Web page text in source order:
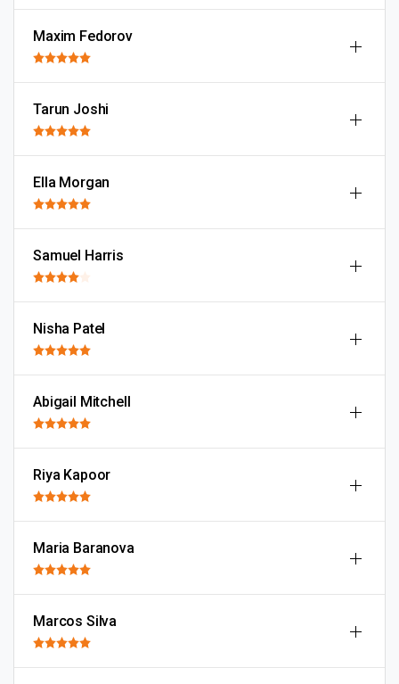
Maxim Fedorov
Tarun Joshi
Ella Morgan
Samuel Harris
Nisha Patel
Abigail Mitchell
Riya Kapoor
Maria Baranova
Marcos Silva